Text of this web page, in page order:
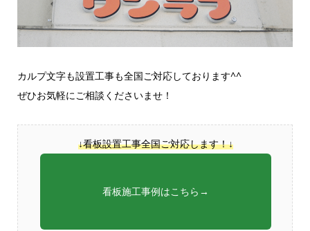
カルプ文字も設置工事も全国ご対応しております^^
ぜひお気軽にご相談くださいませ！
↓看板設置工事全国ご対応します！↓
看板施工事例はこちら→